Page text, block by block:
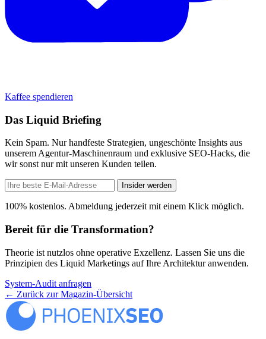
Kaffee spendieren
Das Liquid Briefing
Kein Spam. Nur handfeste Strategien, ungeschönte Insights aus
unserem Agentur-Maschinenraum und exklusive SEO-Hacks, die
wir sonst nur mit unseren Kunden teilen.
Insider werden
100% kostenlos. Abmeldung jederzeit mit einem Klick möglich.
Bereit für die Transformation?
Theorie ist nutzlos ohne operative Exzellenz. Lassen Sie uns die
Prinzipien des Liquid Marketings auf Ihre Architektur anwenden.
System-Audit anfragen
← Zurück zur Magazin-Übersicht